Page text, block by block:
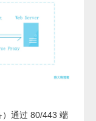
通过 80/443 端